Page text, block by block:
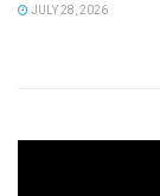
JULY 28, 2026